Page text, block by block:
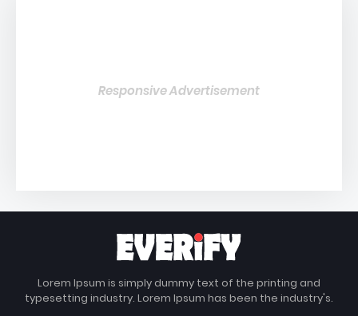
Responsive Advertisement
Lorem Ipsum is simply dummy text of the printing and
typesetting industry. Lorem Ipsum has been the industry's.